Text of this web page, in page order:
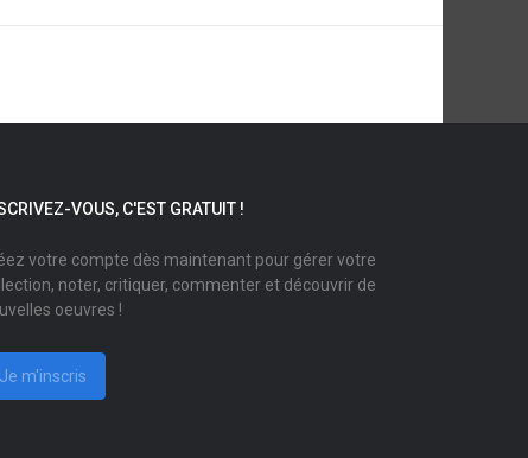
VOUS, C'EST GRATUIT !
votre compte dès maintenant pour gérer votre
noter, critiquer, commenter et découvrir de
oeuvres !
Je m'inscris